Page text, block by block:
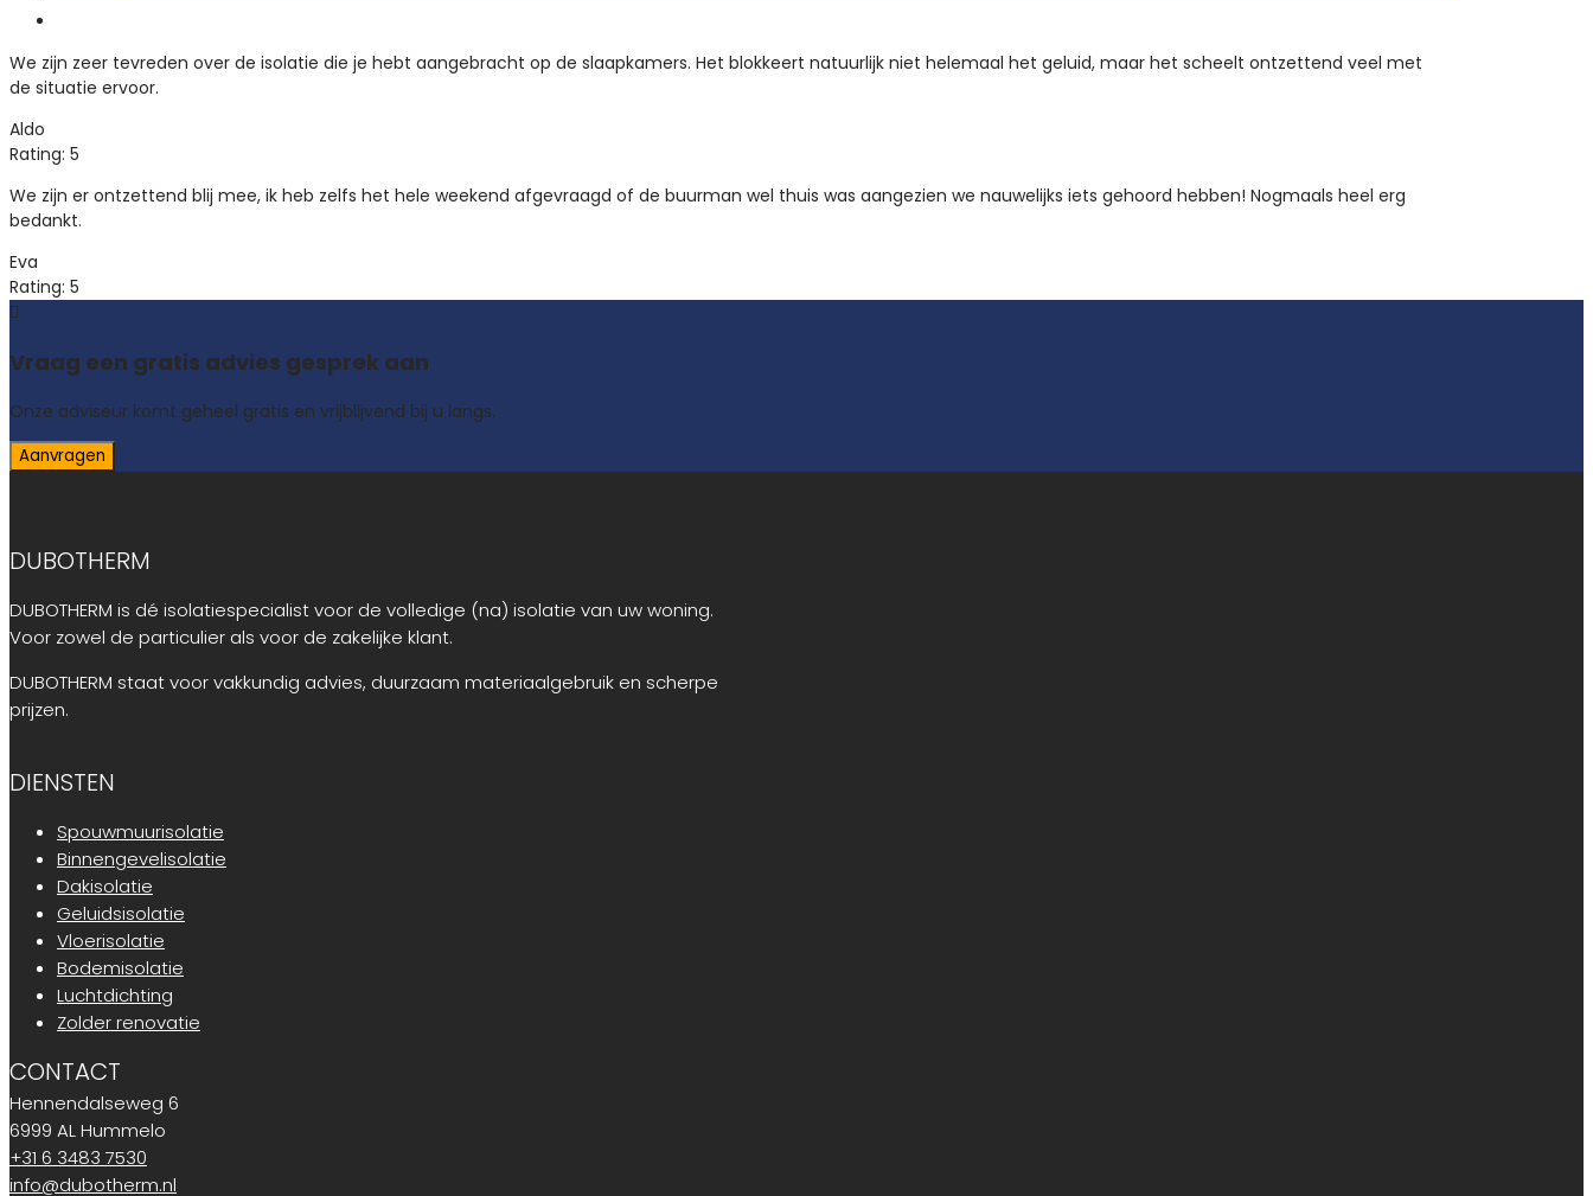
We zijn zeer tevreden over de isolatie die je hebt aangebracht op de slaapkamers. Het blokkeert natuurlijk niet helemaal het geluid, maar het scheelt ontzettend veel met
de situatie ervoor.
Aldo
Rating: 5
We zijn er ontzettend blij mee, ik heb zelfs het hele weekend afgevraagd of de buurman wel thuis was aangezien we nauwelijks iets gehoord hebben! Nogmaals heel erg
bedankt.
Eva
Rating: 5
Vraag een gratis advies gesprek aan
Onze adviseur komt geheel gratis en vrijblijvend bij u langs.
Aanvragen
DUBOTHERM
DUBOTHERM is dé isolatiespecialist voor de volledige (na) isolatie van uw woning.
Voor zowel de particulier als voor de zakelijke klant.
DUBOTHERM staat voor vakkundig advies, duurzaam materiaalgebruik en scherpe
prijzen.
DIENSTEN
Spouwmuurisolatie
Binnengevelisolatie
Dakisolatie
Geluidsisolatie
Vloerisolatie
Bodemisolatie
Luchtdichting
Zolder renovatie
CONTACT
Hennendalseweg 6
6999 AL Hummelo
+31 6 3483 7530
info@dubotherm.nl